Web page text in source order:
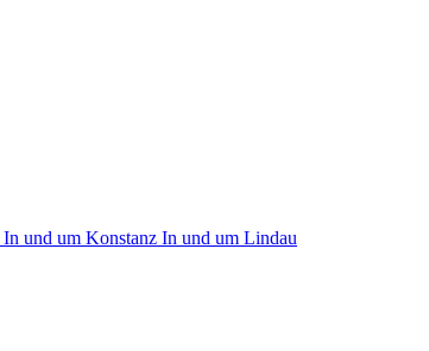
In und um Konstanz In und um Lindau